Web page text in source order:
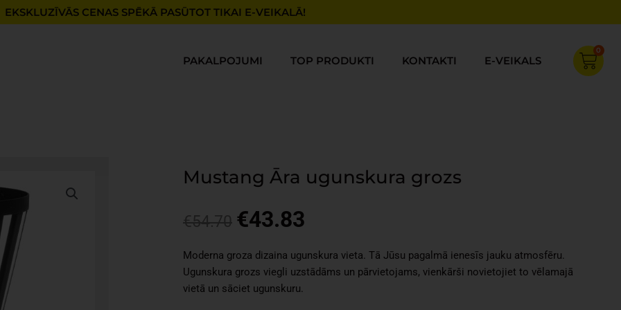
EKSKLUZĪVĀS CENAS SPĒKĀ PASŪTOT TIKAI E-VEIKALĀ!
PAKALPOJUMI TOP PRODUKTI KONTAKTI E-VEIKALS
0
Cart
Mustang Āra ugunskura grozs
€54.70 Original
was:
€54.70.
€43.83
is:
€43.83.
Moderna groza dizaina ugunskura vieta. Tā Jūsu pagalmā ienesīs jauku atmosfēru.
Ugunskura grozs viegli uzstādāms un pārvietojams, vienkārši novietojiet to vēlamajā
vietā un sāciet ugunskuru.